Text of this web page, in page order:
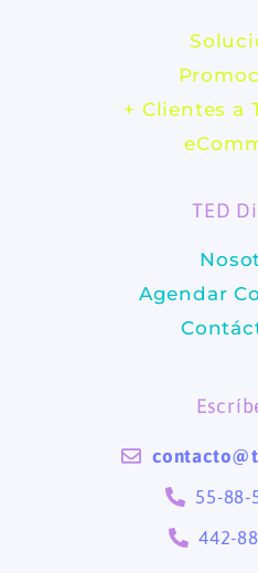
c
e
b
o
k
+ Clientes a
TED
Agendar
55-88-
442-